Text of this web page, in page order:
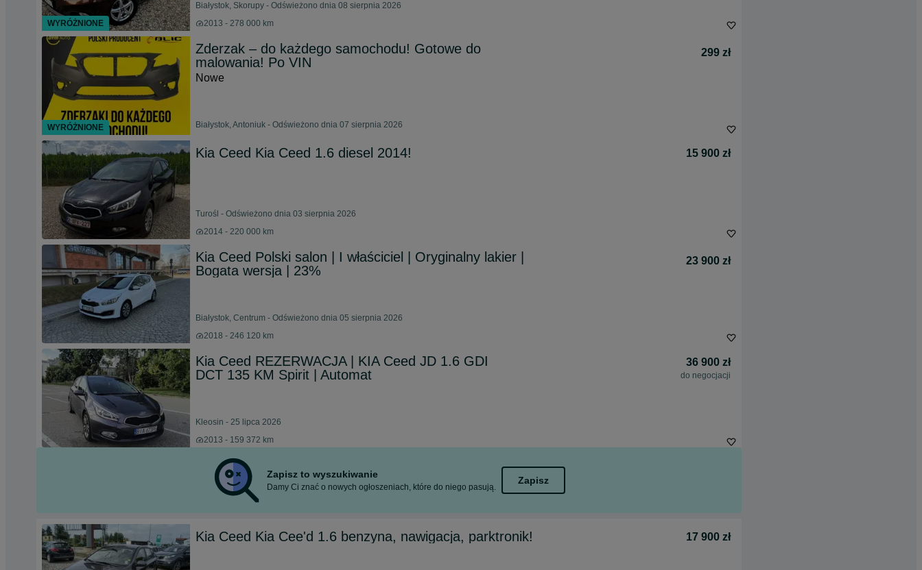
Białystok, Skorupy - Odświeżono dnia 08 sierpnia 2026
2013 - 278 000 km
Zderzak – do każdego samochodu! Gotowe do
malowania! Po VIN
299 zł
Nowe
Białystok, Antoniuk - Odświeżono dnia 07 sierpnia 2026
Kia Ceed Kia Ceed 1.6 diesel 2014! 15 900 zł
Turośl - Odświeżono dnia 03 sierpnia 2026
2014 - 220 000 km
Kia Ceed Polski salon | I właściciel | Oryginalny lakier |
Bogata wersja | 23%
23 900 zł
Białystok, Centrum - Odświeżono dnia 05 sierpnia 2026
2018 - 246 120 km
Kia Ceed REZERWACJA | KIA Ceed JD 1.6 GDI
DCT 135 KM Spirit | Automat
36 900 zł
do negocjacji
Kleosin - 25 lipca 2026
2013 - 159 372 km
Zapisz to wyszukiwanie
Damy Ci znać o nowych ogłoszeniach, które do niego pasują.
Zapisz
Kia Ceed Kia Cee'd 1.6 benzyna, nawigacja, parktronik! 17 900 zł
WYRÓŻNIONE
WYRÓŻNIONE